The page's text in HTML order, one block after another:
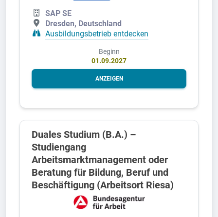
SAP SE
Dresden, Deutschland
Ausbildungsbetrieb entdecken
Beginn
01.09.2027
ANZEIGEN
Duales Studium (B.A.) –
Studiengang
Arbeitsmarktmanagement oder
Beratung für Bildung, Beruf und
Beschäftigung (Arbeitsort Riesa)